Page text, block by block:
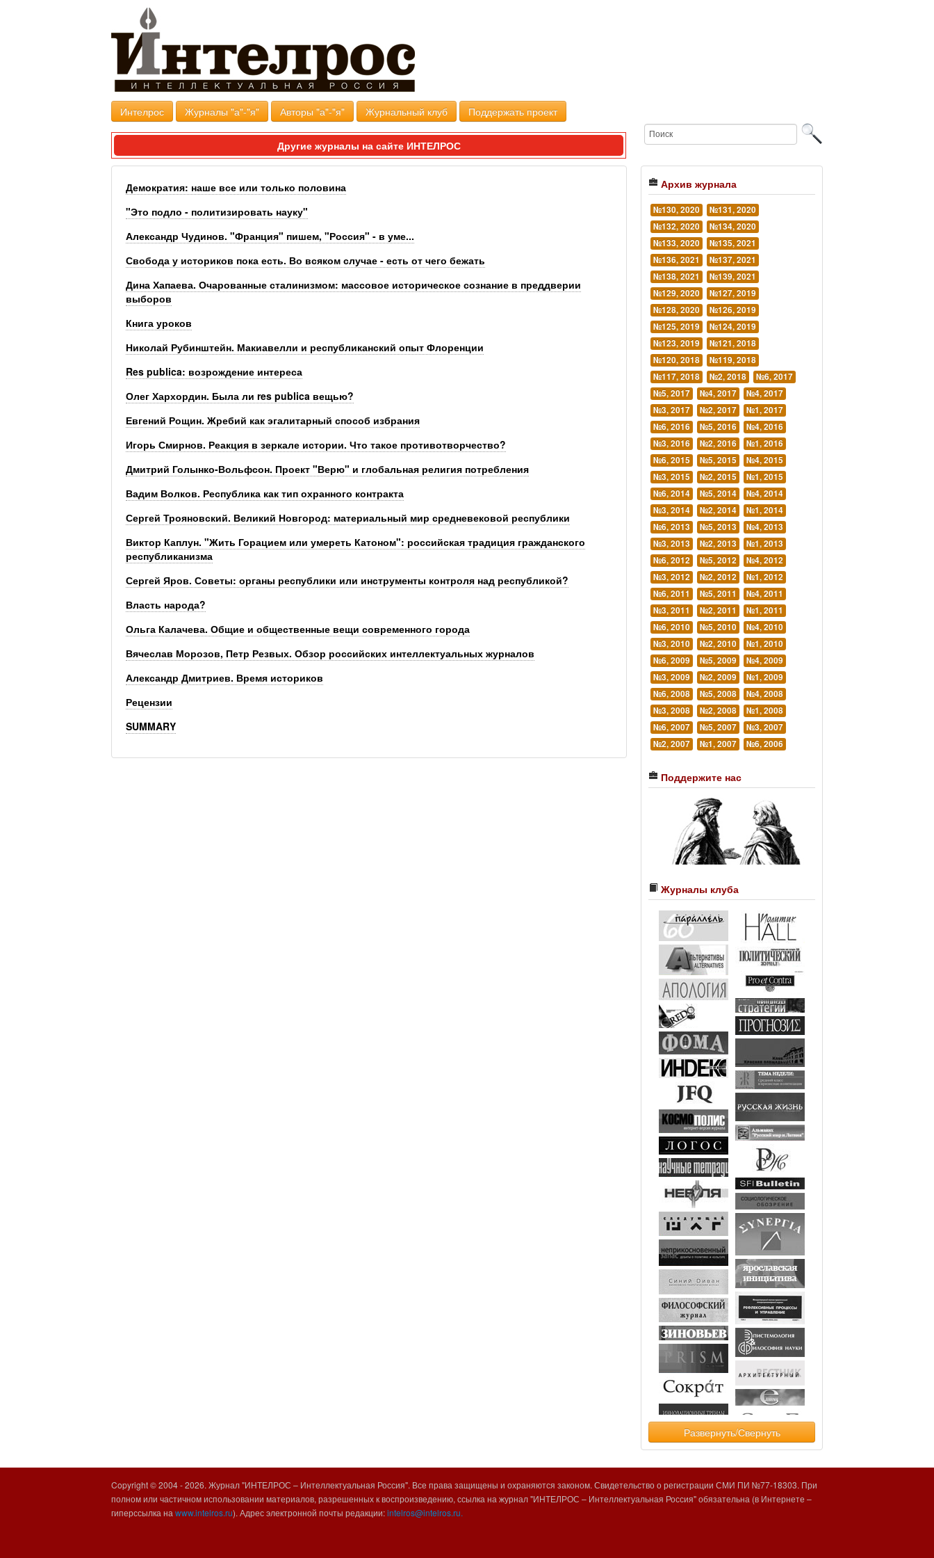
Интелрос Журналы "а"-"я" Авторы "а"-"я" Журнальный клуб Поддержать проект
Другие журналы на сайте ИНТЕЛРОС
Демократия: наше все или только половина
"Это подло - политизировать науку"
Александр Чудинов. "Франция" пишем, "Россия" - в уме...
Свобода у историков пока есть. Во всяком случае - есть от чего бежать
Дина Хапаева. Очарованные сталинизмом: массовое историческое сознание в преддверии
выборов
Книга уроков
Николай Рубинштейн. Макиавелли и республиканский опыт Флоренции
Res publica: возрождение интереса
Олег Хархордин. Была ли res publica вещью?
Евгений Рощин. Жребий как эгалитарный способ избрания
Игорь Смирнов. Реакция в зеркале истории. Что такое противотворчество?
Дмитрий Голынко-Вольфсон. Проект "Верю" и глобальная религия потребления
Вадим Волков. Республика как тип охранного контракта
Сергей Трояновский. Великий Новгород: материальный мир средневековой республики
Виктор Каплун. "Жить Горацием или умереть Катоном": российская традиция гражданского
республиканизма
Сергей Яров. Советы: органы республики или инструменты контроля над республикой?
Власть народа?
Ольга Калачева. Общие и общественные вещи современного города
Вячеслав Морозов, Петр Резвых. Обзор российских интеллектуальных журналов
Александр Дмитриев. Время историков
Рецензии
SUMMARY
Архив журнала
№130, 2020
№131, 2020
№132, 2020
№134, 2020
№133, 2020
№135, 2021
№136, 2021
№137, 2021
№138, 2021
№139, 2021
№129, 2020
№127, 2019
№128, 2020
№126, 2019
№125, 2019
№124, 2019
№123, 2019
№121, 2018
№120, 2018
№119, 2018
№117, 2018
№2, 2018
№6, 2017
№5, 2017
№4, 2017
№4, 2017
№3, 2017
№2, 2017
№1, 2017
№6, 2016
№5, 2016
№4, 2016
№3, 2016
№2, 2016
№1, 2016
№6, 2015
№5, 2015
№4, 2015
№3, 2015
№2, 2015
№1, 2015
№6, 2014
№5, 2014
№4, 2014
№3, 2014
№2, 2014
№1, 2014
№6, 2013
№5, 2013
№4, 2013
№3, 2013
№2, 2013
№1, 2013
№6, 2012
№5, 2012
№4, 2012
№3, 2012
№2, 2012
№1, 2012
№6, 2011
№5, 2011
№4, 2011
№3, 2011
№2, 2011
№1, 2011
№6, 2010
№5, 2010
№4, 2010
№3, 2010
№2, 2010
№1, 2010
№6, 2009
№5, 2009
№4, 2009
№3, 2009
№2, 2009
№1, 2009
№6, 2008
№5, 2008
№4, 2008
№3, 2008
№2, 2008
№1, 2008
№6, 2007
№5, 2007
№3, 2007
№2, 2007
№1, 2007 №6, 2006
Поддержите нас
Журналы клуба
Развернуть/Свернуть
Copyright © 2004 -2026. Журнал "ИНТЕЛРОС – Интеллектуальная Россия". Все права защищены и охраняются законом. Свидетельство о регистрации СМИ ПИ №77-18303. При
полном или частичном использовании материалов, разрешенных к воспроизведению, ссылка на журнал "ИНТЕЛРОС – Интеллектуальная Россия" обязательна (в Интернете –
гиперссылка на www.intelros.ru). Адрес электронной почты редакции:intelros@intelros.ru.